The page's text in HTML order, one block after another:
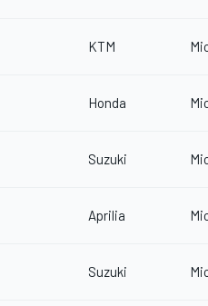
KTM
Honda
Suzuki
Aprilia
Suzuki